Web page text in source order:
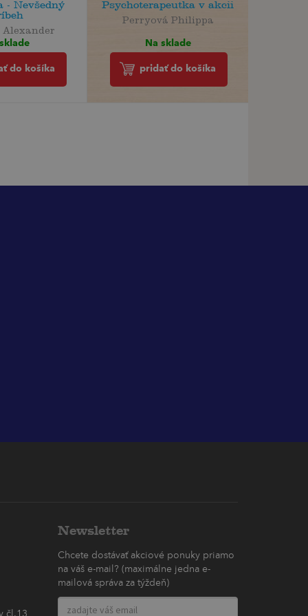
- Nevšedný
Alexander
do košíka
Psychoterapeutka v akcii
Perryová Philippa
Na sklade
pridať do košíka
čl.13
Newsletter
Chcete dostávať akciové ponuky priamo
na váš e-mail? (maximálne jedna e-
mailová správa za týždeň)